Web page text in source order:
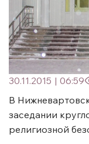
30.11.2015 | 06:59
В
заседании
религиозной